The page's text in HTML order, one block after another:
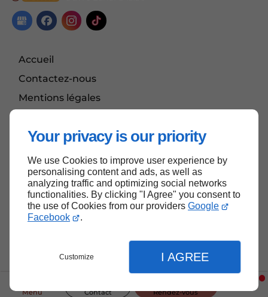
Your privacy is our priority
We use Cookies to improve user experience by
personalising content and ads, as well as
analyzing traffic and optimizing social networks
functionalities. By clicking "I Agree" you consent to
the use of Cookies from our providers Google
Facebook
.
Customize I AGREE
Menu Contact Rendez-vous
Accueil
Contactez-nous
Mentions légales
Haut de page